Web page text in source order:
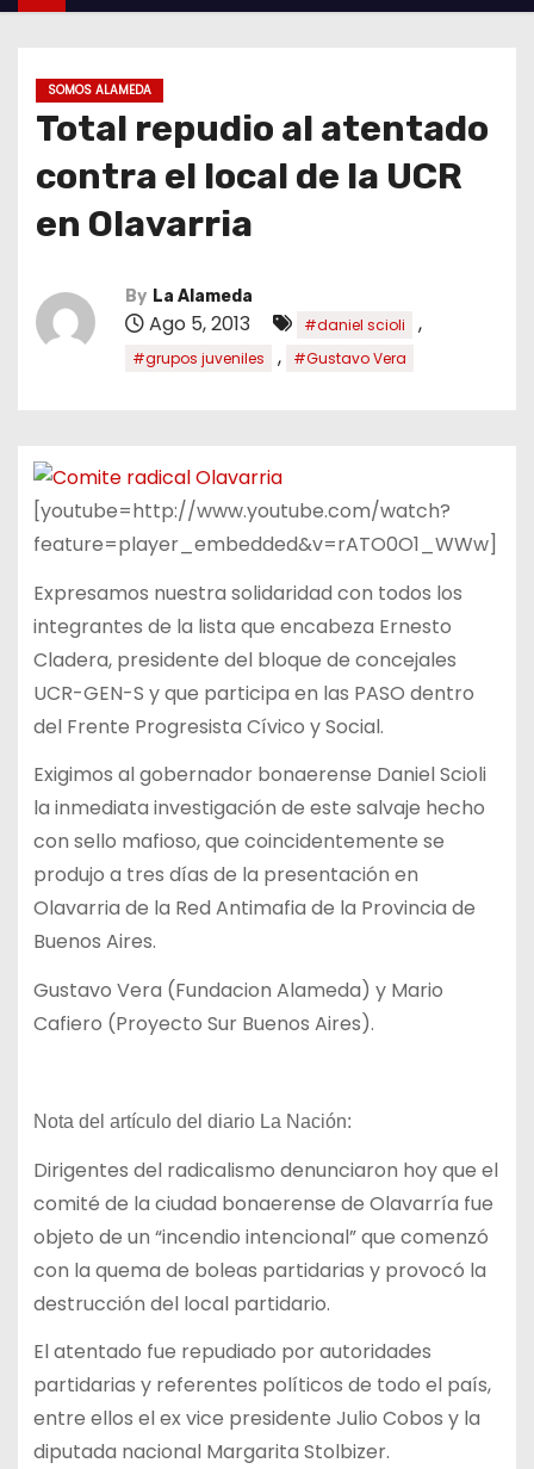
SOMOS ALAMEDA
Total repudio al atentado
contra el local de la UCR
en Olavarria
By La Alameda
Ago 5, 2013 #daniel scioli ,
#grupos juveniles , #Gustavo Vera
[youtube=http://www.youtube.com/watch?
feature=player_embedded&v=rATO0O1_WWw]
Expresamos nuestra solidaridad con todos los
integrantes de la lista que encabeza Ernesto
Cladera, presidente del bloque de concejales
UCR-GEN-S y que participa en las PASO dentro
del Frente Progresista Cívico y Social.
Exigimos al gobernador bonaerense Daniel Scioli
la inmediata investigación de este salvaje hecho
con sello mafioso, que coincidentemente se
produjo a tres días de la presentación en
Olavarria de la Red Antimafia de la Provincia de
Buenos Aires.
Gustavo Vera (Fundacion Alameda) y Mario
Cafiero (Proyecto Sur Buenos Aires).
Nota del artículo del diario La Nación:
Dirigentes del radicalismo denunciaron hoy que el
comité de la ciudad bonaerense de Olavarría fue
objeto de un “incendio intencional” que comenzó
con la quema de boleas partidarias y provocó la
destrucción del local partidario.
El atentado fue repudiado por autoridades
partidarias y referentes políticos de todo el país,
entre ellos el ex vice presidente Julio Cobos y la
diputada nacional Margarita Stolbizer.